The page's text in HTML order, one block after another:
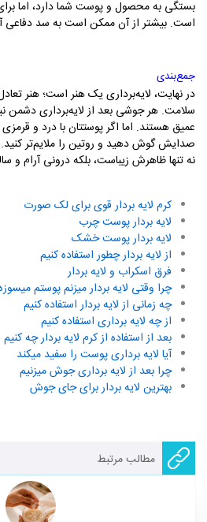
است. بیشتر از آن ممکن است به سد دفاعی
جمع‌بندی
در نهایت، لایه‌برداری یک هنر است؛ هنر
سلامت. هر جوشی بعد از لایه‌برداری
عمیق هستند. اما اگر پوستتان با درد و
صدایش گوش دهید و روتین را ملایم‌تر
نه تنها ظاهرش زیباست، بلکه درونی آرام و
کرم لایه بردار قوی برای لک صورت
لایه بردار پوست چرب
لایه بردار پوست خشک
از لایه بردار چطور استفاده کنیم
فرق اسکراب و لایه بردار
چرا وقتی لایه بردار میزنم پوستم
چه زمانی از لایه بردار استفاده کنیم
از چه لایه برداری استفاده کنیم
بعد از استفاده از کرم لایه بردار چه کنیم
آیا لایه برداری پوست را سفید میکند
چرا بعد از لایه برداری جوش میزنیم
بهترین لایه بردار برای جای جوش
مطالب مرتبط